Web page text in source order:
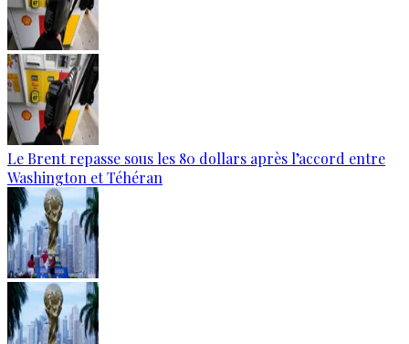
Le Brent repasse sous les 80 dollars après l’accord entre
Washington et Téhéran